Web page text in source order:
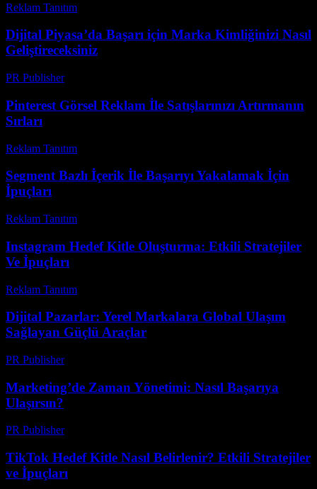
Reklam Tanıtım
Dijital Piyasa’da Başarı için Marka Kimliğinizi Nasıl
Geliştireceksiniz
PR Publisher-
Pinterest Görsel Reklam İle Satışlarınızı Artırmanın
Sırları
Reklam Tanıtım
Segment Bazlı İçerik İle Başarıyı Yakalamak İçin
İpuçları
Reklam Tanıtım
Instagram Hedef Kitle Oluşturma: Etkili Stratejiler
Ve İpuçları
Reklam Tanıtım
Dijital Pazarlar: Yerel Markalara Global Ulaşım
Sağlayan Güçlü Araçlar
PR Publisher-
Marketing’de Zaman Yönetimi: Nasıl Başarıya
Ulaşırsın?
PR Publisher-
TikTok Hedef Kitle Nasıl Belirlenir? Etkili Stratejiler
ve İpuçları